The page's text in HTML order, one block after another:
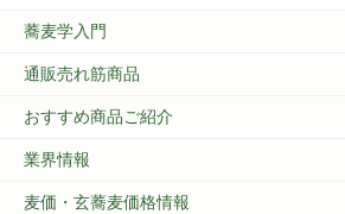
蕎麦学入門
通販売れ筋商品
おすすめ商品ご紹介
業界情報
麦価・玄蕎麦価格情報